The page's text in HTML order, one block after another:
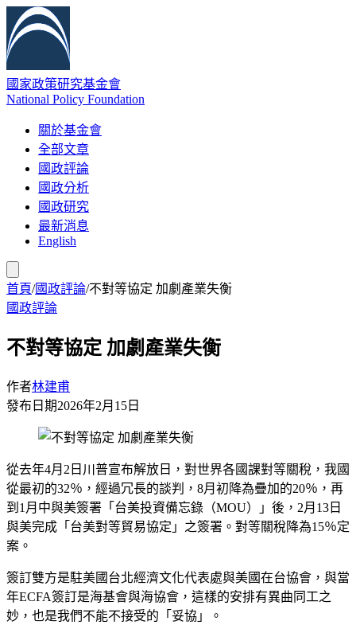
國家政策研究基金會
National Policy Foundation
關於基金會
全部文章
國政評論
國政分析
國政研究
最新消息
English
首頁/國政評論/不對等協定 加劇產業失衡
國政評論
不對等協定 加劇產業失衡
作者林建甫
發布日期2026年2月15日
從去年4月2日川普宣布解放日，對世界各國課對等關稅，我國
從最初的32％，經過冗長的談判，8月初降為疊加的20％，再
到1月中與美簽署「台美投資備忘錄（MOU）」後，2月13日
與美完成「台美對等貿易協定」之簽署。對等關稅降為15％定
案。
簽訂雙方是駐美國台北經濟文化代表處與美國在台協會，與當
年ECFA簽訂是海基會與海協會，這樣的安排有異曲同工之
妙，也是我們不能不接受的「妥協」。